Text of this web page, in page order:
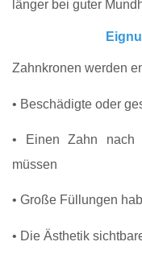
länger bei guter
Zahnkronen werden
• Beschädigte oder
• Einen Zahn nach
müssen
• Große Füllungen
• Die Ästhetik